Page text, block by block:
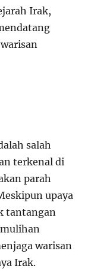
Irak,
salah
terkenal di
parah
upaya
tantangan
warisan
Irak.